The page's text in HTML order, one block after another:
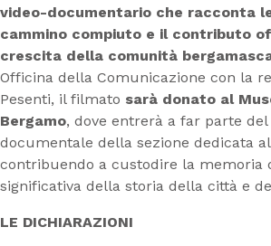
video-documentario che racconta
cammino compiuto e il contributo
crescita della comunità
Officina della Comunicazione con la
Pesenti, il filmato sarà donato al
Bergamo, dove entrerà a far parte
documentale della sezione dedicata
contribuendo a custodire la memoria
significativa della storia della città e
LE DICHIARAZIONI